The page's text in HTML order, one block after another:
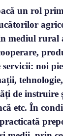
un rol
mediul rural
noi
de instruire
etc. În